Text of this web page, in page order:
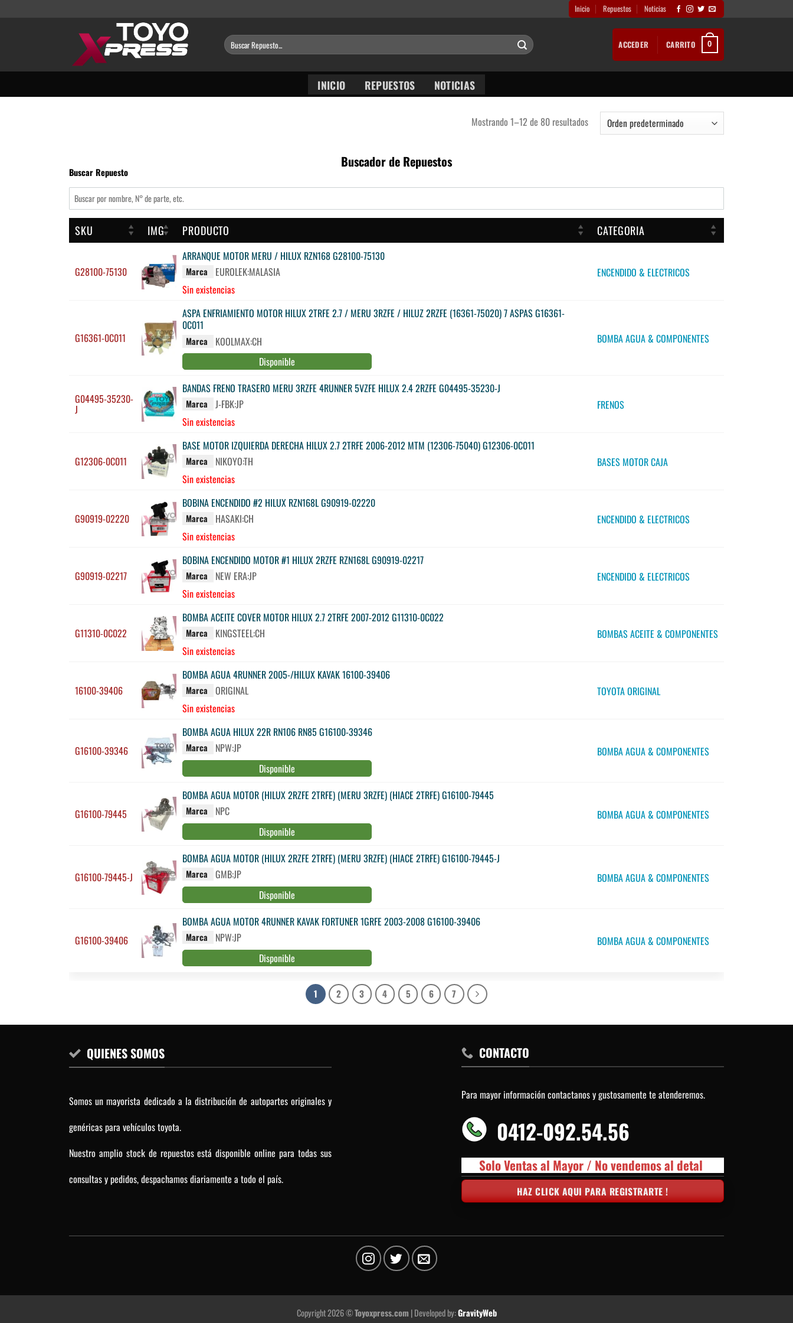
Inicio Repuestos Noticias
Buscar
por:
ACCEDER CARRITO 0
INICIO REPUESTOS NOTICIAS
Mostrando 1–12 de 80 resultados
Buscador de Repuestos
Buscar Repuesto
SKU IMG PRODUCTO CATEGORIA
G28100-75130
ARRANQUE MOTOR MERU / HILUX RZN168 G28100-75130
Marca
EUROLEK:MALASIA
Sin existencias
ENCENDIDO & ELECTRICOS
G16361-0C011
ASPA ENFRIAMIENTO MOTOR HILUX 2TRFE 2.7 / MERU 3RZFE / HILUZ 2RZFE (16361-75020) 7 ASPAS G16361-
0C011
Marca
KOOLMAX:CH
Disponible
BOMBA AGUA & COMPONENTES
G04495-35230-
J
BANDAS FRENO TRASERO MERU 3RZFE 4RUNNER 5VZFE HILUX 2.4 2RZFE G04495-35230-J
Marca
J-FBK:JP
Sin existencias
FRENOS
G12306-0C011
BASE MOTOR IZQUIERDA DERECHA HILUX 2.7 2TRFE 2006-2012 MTM (12306-75040) G12306-0C011
Marca
NIKOYO:TH
Sin existencias
BASES MOTOR CAJA
G90919-02220
BOBINA ENCENDIDO #2 HILUX RZN168L G90919-02220
Marca
HASAKI:CH
Sin existencias
ENCENDIDO & ELECTRICOS
G90919-02217
BOBINA ENCENDIDO MOTOR #1 HILUX 2RZFE RZN168L G90919-02217
Marca
NEW ERA:JP
Sin existencias
ENCENDIDO & ELECTRICOS
G11310-0C022
BOMBA ACEITE COVER MOTOR HILUX 2.7 2TRFE 2007-2012 G11310-0C022
Marca
KINGSTEEL:CH
Sin existencias
BOMBAS ACEITE & COMPONENTES
16100-39406
BOMBA AGUA 4RUNNER 2005-/HILUX KAVAK 16100-39406
Marca
ORIGINAL
Sin existencias
TOYOTA ORIGINAL
G16100-39346
BOMBA AGUA HILUX 22R RN106 RN85 G16100-39346
Marca
NPW:JP
Disponible
BOMBA AGUA & COMPONENTES
G16100-79445
BOMBA AGUA MOTOR (HILUX 2RZFE 2TRFE) (MERU 3RZFE) (HIACE 2TRFE) G16100-79445
Marca
NPC
Disponible
BOMBA AGUA & COMPONENTES
G16100-79445-J
BOMBA AGUA MOTOR (HILUX 2RZFE 2TRFE) (MERU 3RZFE) (HIACE 2TRFE) G16100-79445-J
Marca
GMB:JP
Disponible
BOMBA AGUA & COMPONENTES
G16100-39406
BOMBA AGUA MOTOR 4RUNNER KAVAK FORTUNER 1GRFE 2003-2008 G16100-39406
Marca
NPW:JP
Disponible
BOMBA AGUA & COMPONENTES
1 2 3 4 5 6 7
QUIENES SOMOS
Somos un mayorista dedicado a la distribución de autopartes originales y
genéricas para vehículos toyota.
Nuestro amplio stock de repuestos está disponible online para todas sus
consultas y pedidos, despachamos diariamente a todo el país.
CONTACTO
Para mayor información contactanos y gustosamente te atenderemos.
0412-092.54.56
Solo Ventas al Mayor / No vendemos al detal
HAZ CLICK AQUI PARA REGISTRARTE !
Copyright 2026 ©Toyoxpress.com | Developed by:GravityWeb